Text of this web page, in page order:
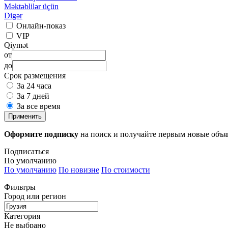
Məktəblilər üçün
Digər
Онлайн-показ
VIP
Qiymət
от
до
Срок размещения
За 24 часа
За 7 дней
За все время
Применить
Оформите подписку на поиск и получайте первым новые
Подписаться
По умолчанию
По умолчанию По новизне По стоимости
Фильтры
Город или регион
Категория
Не выбрано